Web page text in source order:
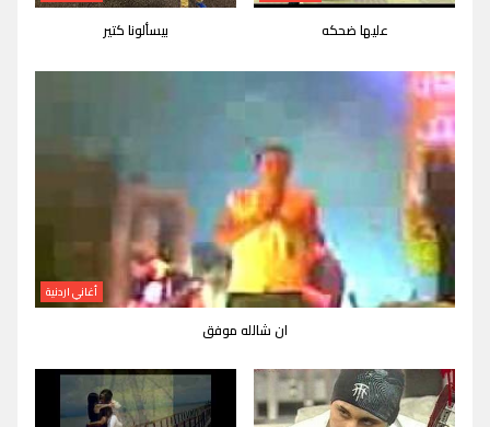
عليها ضحكه بيسألونا كتير
أغاني اردنية
ان شالله موفق